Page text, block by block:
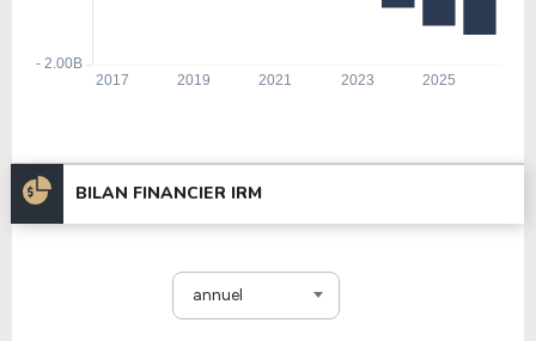
BILAN FINANCIER IRM
annuel